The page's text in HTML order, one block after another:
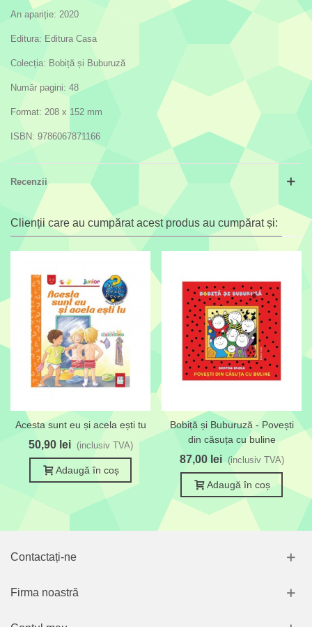
An apariție: 2020
Editura: Editura Casa
Colecția: Bobiță și Buburuză
Număr pagini: 48
Format: 208 x 152 mm
ISBN: 9786067871166
Recenzii
Clienții care au cumpărat acest produs au cumpărat și:
Acesta sunt eu și acela ești tu
50,90 lei (inclusiv TVA)
Adaugă în coș
Bobiță și Buburuză - Povești
din căsuța cu buline
87,00 lei (inclusiv TVA)
Adaugă în coș
Contactați-ne
Firma noastră